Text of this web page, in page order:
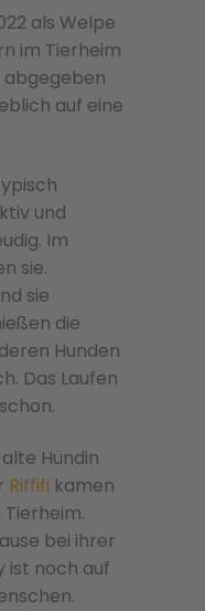
als Welpe
im Tierheim
abgegeben
auf eine
und
Im
sie.
sie
die
Hunden
Das Laufen
Hündin
Riffifi kamen
Tierheim.
bei ihrer
ist noch auf